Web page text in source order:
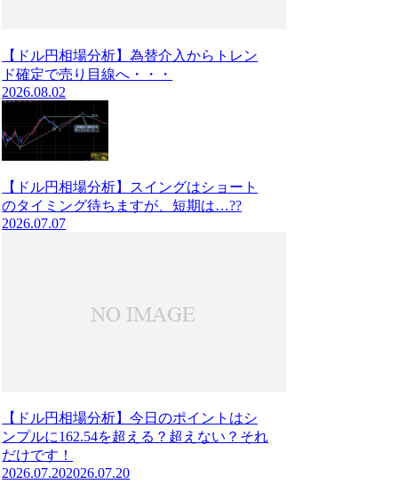
【ドル円相場分析】為替介入からトレン
ド確定で売り目線へ・・・
2026.08.02
【ドル円相場分析】スイングはショート
のタイミング待ちますが、短期は…??
2026.07.07
【ドル円相場分析】今日のポイントはシ
ンプルに162.54を超える？超えない？それ
だけです！
2026.07.202026.07.20